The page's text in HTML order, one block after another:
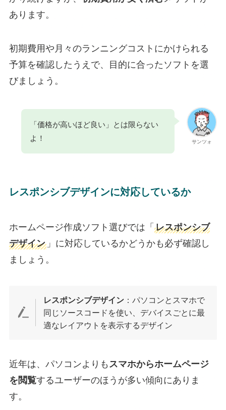
あります。
初期費用や月々のランニングコストにかけられる
予算を確認したうえで、目的に合ったソフトを選
びましょう。
サンツォ
「価格が高いほど良い」とは限らない
よ！
レスポンシブデザインに対応しているか
ホームページ作成ソフト選びでは「 レスポンシブ
デザイン」に対応しているかどうかも必ず確認し
ましょう。
レスポンシブデザイン ：パソコンとスマホで
同じソースコードを使い、デバイスごとに最
適なレイアウトを表示するデザイン
近年は、パソコンよりも スマホからホームページ
を閲覧するユーザーのほうが多い傾向にありま
す。